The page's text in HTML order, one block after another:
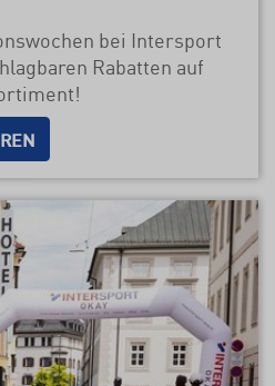
bei Intersport
Rabatten auf